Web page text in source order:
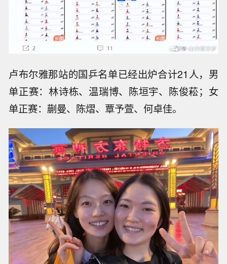
卢布尔雅那站的国乒名单已经出炉合计21人，男
单正赛：林诗栋、温瑞博、陈垣宇、陈俊菘；女
单正赛：蒯曼、陈熠、覃予萱、何卓佳。